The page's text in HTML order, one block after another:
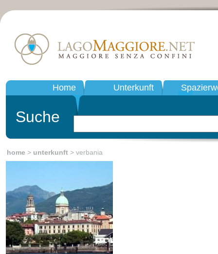
Home Unterkunft
Suche
home > unterkunft > verbania